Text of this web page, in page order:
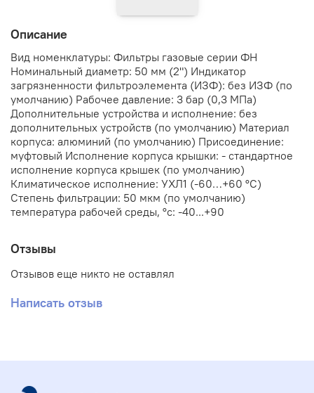
Описание
Вид номенклатуры: Фильтры газовые серии ФН
Номинальный диаметр: 50 мм (2") Индикатор
загрязненности фильтроэлемента (ИЗФ): без ИЗФ (по
умолчанию) Рабочее давление: 3 бар (0,3 МПа)
Дополнительные устройства и исполнение: без
дополнительных устройств (по умолчанию) Материал
корпуса: алюминий (по умолчанию) Присоединение:
муфтовый Исполнение корпуса крышки: - стандартное
исполнение корпуса крышек (по умолчанию)
Климатическое исполнение: УХЛ1 (-60…+60 °С)
Степень фильтрации: 50 мкм (по умолчанию)
температура рабочей среды, °с: -40...+90
Отзывы
Отзывов еще никто не оставлял
Написать отзыв